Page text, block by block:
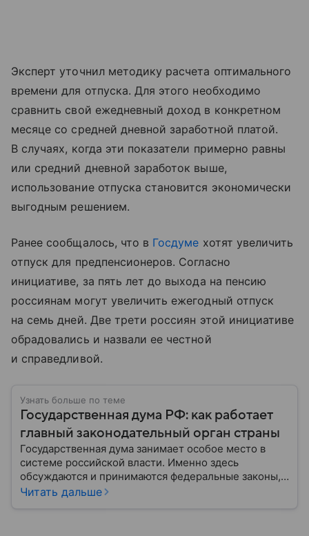
Эксперт уточнил методику расчета оптимального
времени для отпуска. Для этого необходимо
сравнить свой ежедневный доход в конкретном
месяце со средней дневной заработной платой.
В случаях, когда эти показатели примерно равны
или средний дневной заработок выше,
использование отпуска становится экономически
выгодным решением.
Ранее сообщалось, что в Госдуме хотят увеличить
отпуск для предпенсионеров. Согласно
инициативе, за пять лет до выхода на пенсию
россиянам могут увеличить ежегодный отпуск
на семь дней. Две трети россиян этой инициативе
обрадовались и назвали ее честной
и справедливой.
Узнать больше по теме
Государственная дума РФ: как работает
главный законодательный орган страны
Государственная дума занимает особое место в
системе российской власти. Именно здесь
обсуждаются и принимаются федеральные законы,
определяющие развитие государства, экономики и
Читать дальше